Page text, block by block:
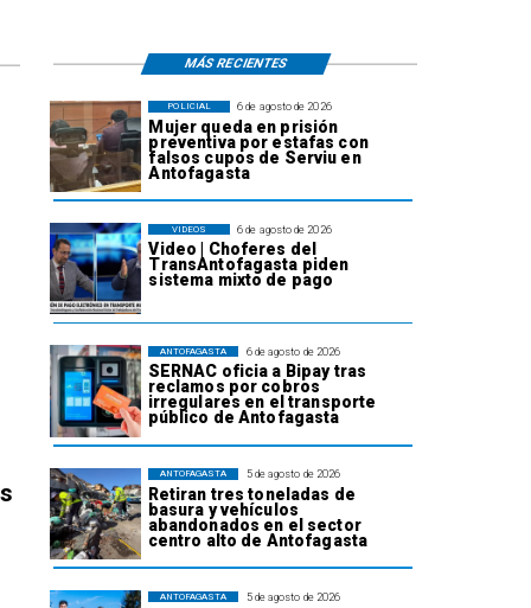
6 de agosto de 2026
Mujer queda en prisión
preventiva por estafas con
falsos cupos de Serviu en
Antofagasta
POLICIAL
6 de agosto de 2026
Video | Choferes del
TransAntofagasta piden
sistema mixto de pago
VIDEOS
6 de agosto de 2026
SERNAC oficia a Bipay tras
reclamos por cobros
irregulares en el transporte
público de Antofagasta
ANTOFAGASTA
5 de agosto de 2026
Retiran tres toneladas de
basura y vehículos
abandonados en el sector
centro alto de Antofagasta
ANTOFAGASTA
5 de agosto de 2026
ANTOFAGASTA
MÁS RECIENTES